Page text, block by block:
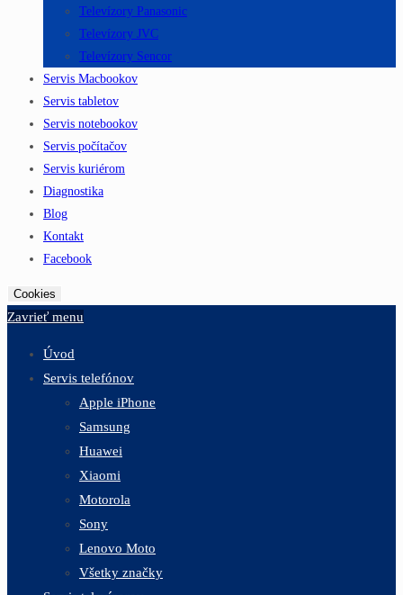
Televízory Panasonic
Televízory JVC
Televízory Sencor
Servis Macbookov
Servis tabletov
Servis notebookov
Servis počítačov
Servis kuriérom
Diagnostika
Blog
Kontakt
Facebook
Cookies
Zavrieť menu
Úvod
Servis telefónov
Apple iPhone
Samsung
Huawei
Xiaomi
Motorola
Sony
Lenovo Moto
Všetky značky